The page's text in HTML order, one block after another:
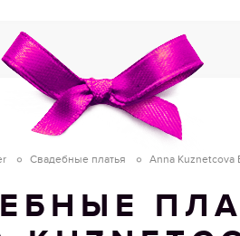
Свадебные платья Anna Kuznetcova